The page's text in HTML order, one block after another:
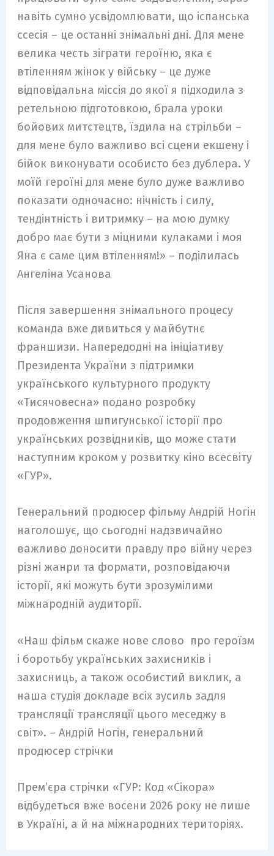
навіть сумно усвідомлювати, що іспанська
ссесія – це останні знімальні дні. Для мене
велика честь зіграти героїню, яка є
втіленням жінок у війську – це дуже
відповідальна міссія до якої я підходила з
ретельною підготовкою, брала уроки
бойових митстецтв, їздила на стрільби –
для мене було важливо всі сцени екшену і
бійок виконувати особисто без дублера. У
моїй героїні для мене було дуже важливо
показати одночасно: нічність і силу,
тендінтність і витримку – на мою думку
добро має бути з міцними кулаками і моя
Яна є саме цим втіленням!» – поділилась
Ангеліна Усанова
Після завершення знімального процесу
команда вже дивиться у майбутнє
франшизи. Напередодні на ініціативу
Президента України з підтримки
українського культурного продукту
«Тисячовесна» подано розробку
продовження шпигунської історії про
українських розвідників, що може стати
наступним кроком у розвитку кіно всесвіту
«ГУР».
Генеральний продюсер фільму Андрій Ногін
наголошує, що сьогодні надзвичайно
важливо доносити правду про війну через
різні жанри та формати, розповідаючи
історії, які можуть бути зрозумілими
міжнародній аудиторії.
«Наш фільм скаже нове слово про героїзм
і боротьбу українських захисників і
захисниць, а також особистий виклик, а
наша студія докладе всіх зусиль задля
трансляції трансляції цього меседжу в
світ». – Андрій Ногін, генеральний
продюсер стрічки
Прем’єра стрічки «ГУР: Код «Сікора»
відбудеться вже восени 2026 року не лише
в Україні, а й на міжнародних територіях.